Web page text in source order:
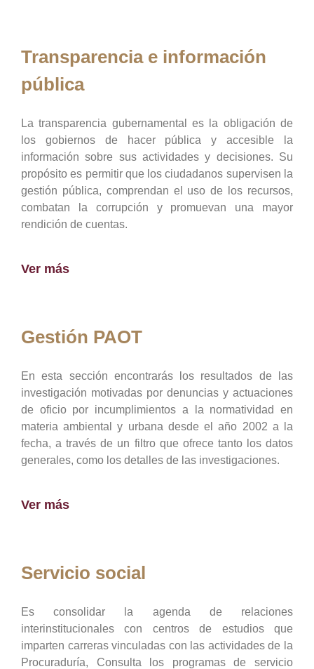
Transparencia e información
pública
La transparencia gubernamental es la obligación de
los gobiernos de hacer pública y accesible la
información sobre sus actividades y decisiones. Su
propósito es permitir que los ciudadanos supervisen la
gestión pública, comprendan el uso de los recursos,
combatan la corrupción y promuevan una mayor
rendición de cuentas.
Ver más
Gestión PAOT
En esta sección encontrarás los resultados de las
investigación motivadas por denuncias y actuaciones
de oficio por incumplimientos a la normatividad en
materia ambiental y urbana desde el año 2002 a la
fecha, a través de un filtro que ofrece tanto los datos
generales, como los detalles de las investigaciones.
Ver más
Servicio social
Es consolidar la agenda de relaciones
interinstitucionales con centros de estudios que
imparten carreras vinculadas con las actividades de la
Procuraduría, Consulta los programas de servicio